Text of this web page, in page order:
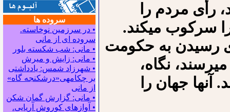
سروده ها
• در سرزمین نوخاسته.
سروده ای از مانی
• مانی: شب شکسته بلور
• مانی: زایش و میرش
• شهرزاد شمس: یادداشتی
بر چکامه‍ی«درشکنجه گاه»
از مانی
• مانی: گزارش گمان شکن
• آوازهای کوروش آریایی.
رأی مردم را
را سرکوب می⁪کند.
رسیدن به حکومت
نگاه،
جهان را